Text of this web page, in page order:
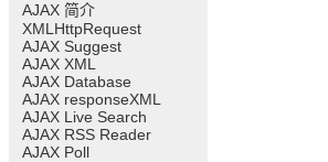
AJAX 简介
XMLHttpRequest
AJAX Suggest
AJAX XML
AJAX Database
AJAX responseXML
AJAX Live Search
AJAX RSS Reader
AJAX Poll